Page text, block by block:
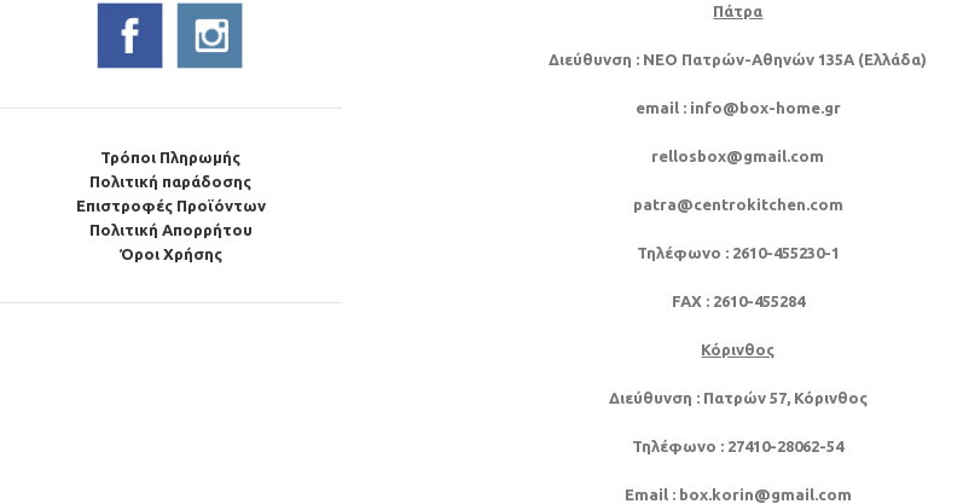
Τρόποι Πληρωμής
Πολιτική παράδοσης
Επιστροφές Προϊόντων
Πολιτική Απορρήτου
Όροι Χρήσης
Πάτρα
Διεύθυνση : NEO Πατρών-Αθηνών 135Α (Ελλάδα)
email : info@box-home.gr
rellosbox@gmail.com
patra@centrokitchen.com
Τηλέφωνο : 2610-455230-1
FAX: 2610-455284
Κόρινθος
Διεύθυνση : Πατρών 57, Κόρινθος
Τηλέφωνο : 27410-28062-54
Email : box.korin@gmail.com